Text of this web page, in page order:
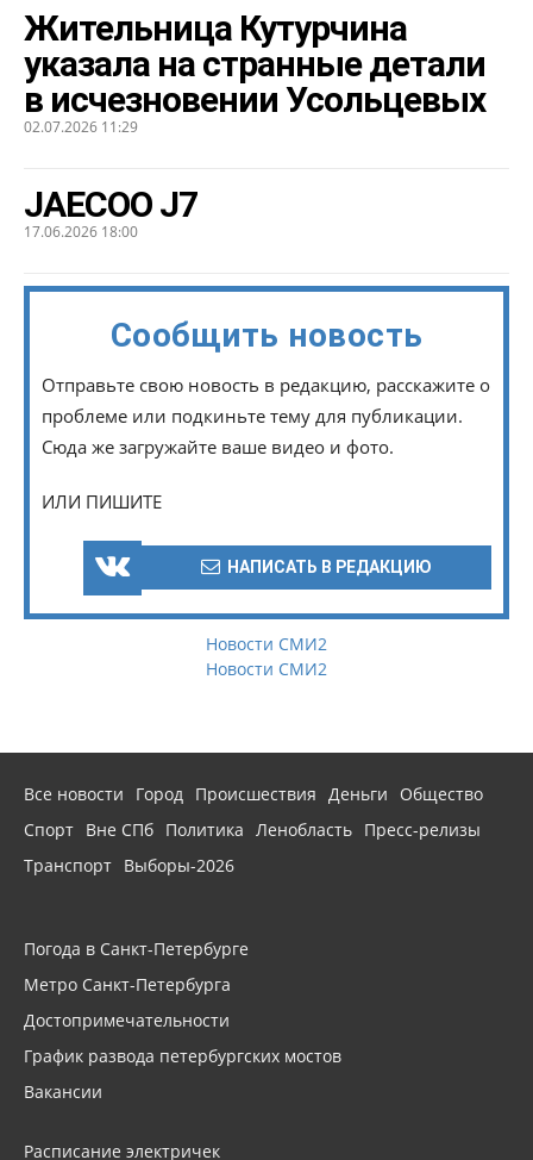
Жительница Кутурчина
указала на странные детали
в исчезновении Усольцевых
02.07.2026 11:29
JAECOO J7
17.06.2026 18:00
Сообщить новость
Отправьте свою новость в редакцию, расскажите о
проблеме или подкиньте тему для публикации.
Сюда же загружайте ваше видео и фото.
ИЛИ ПИШИТЕ
НАПИСАТЬ В РЕДАКЦИЮ
Новости СМИ2
Новости СМИ2
Все новости Город Происшествия Деньги
Общество
Спорт Вне СПб Политика Ленобласть Пресс-релизы
Транспорт Выборы-2026
Погода в Санкт-Петербурге
Метро Санкт-Петербурга
Достопримечательности
График развода петербургских мостов
Вакансии
Расписание электричек